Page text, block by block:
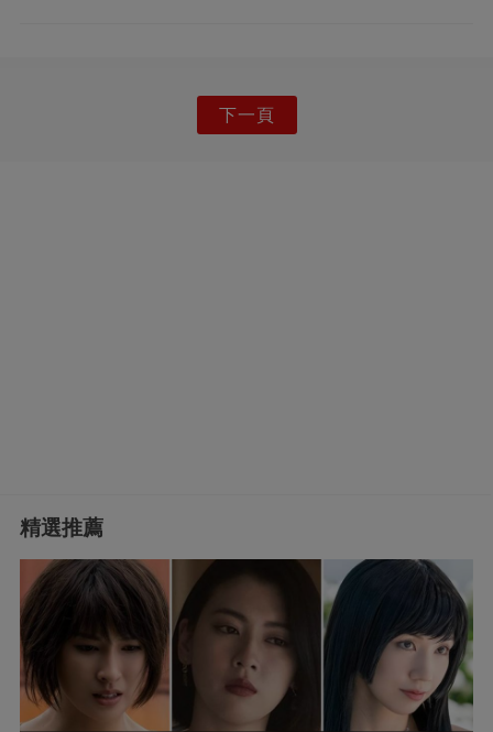
下一頁
精選推薦